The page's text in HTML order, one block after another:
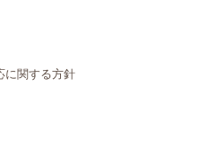
に関する方針